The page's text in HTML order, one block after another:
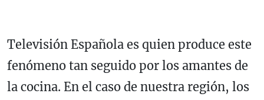
Televisión Española es quien produce este
fenómeno tan seguido por los amantes de
la cocina. En el caso de nuestra región, los